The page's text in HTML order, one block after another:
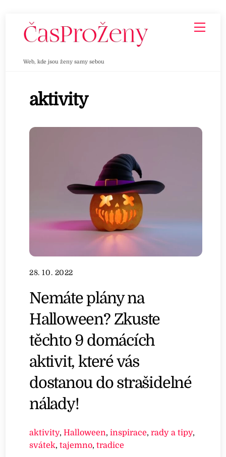
Web, kde jsou ženy samy sebou
aktivity
28. 10. 2022
Nemáte plány na
Halloween? Zkuste
těchto 9 domácích
aktivit, které vás
dostanou do strašidelné
nálady!
aktivity,Halloween,inspirace,rady a tipy,
svátek,tajemno,tradice